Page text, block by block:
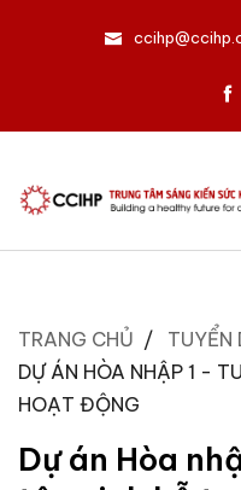
TRANG CHỦ
TUYỂN
DỰ ÁN HÒA NHẬP 1 -
HOẠT ĐỘNG
Dự án Hòa